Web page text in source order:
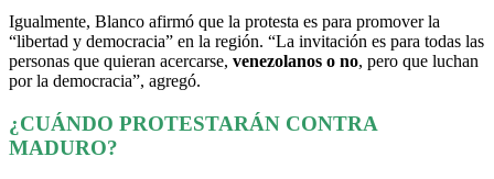
Igualmente, Blanco afirmó que la protesta es para promover la
“libertad y democracia” en la región. “La invitación es para todas las
personas que quieran acercarse, venezolanos o no, pero que luchan
por la democracia”, agregó.
¿CUÁNDO PROTESTARÁN CONTRA
MADURO?